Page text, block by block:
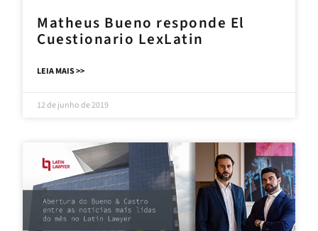
Matheus Bueno responde El
Cuestionario LexLatin
LEIA MAIS >>
12 de junho de 2019